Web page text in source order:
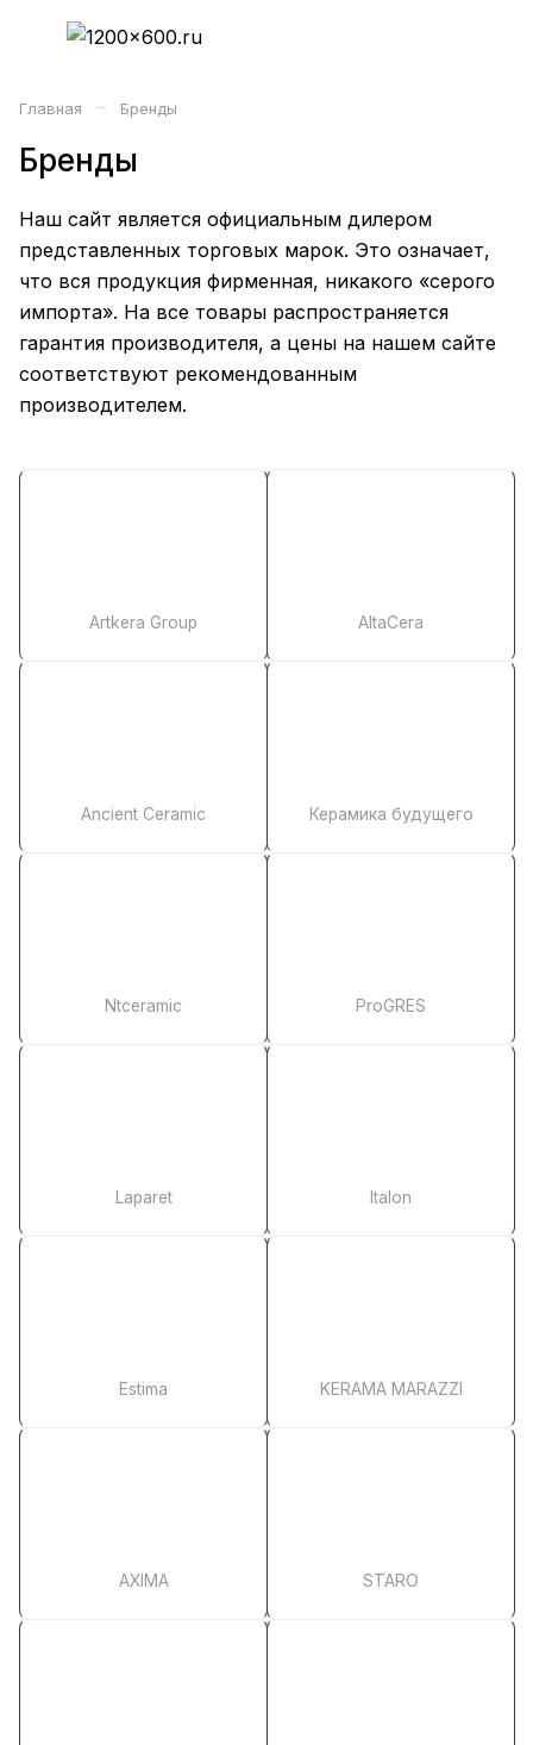
Главная – Бренды
Бренды
Наш сайт является официальным дилером
представленных торговых марок. Это означает,
что вся продукция фирменная, никакого «серого
импорта». На все товары распространяется
гарантия производителя, а цены на нашем сайте
соответствуют рекомендованным
производителем.
Artkera Group AltaCera
Ancient Ceramic Керамика будущего
Ntceramic ProGRES
Laparet Italon
Estima KERAMA MARAZZI
AXIMA STARO